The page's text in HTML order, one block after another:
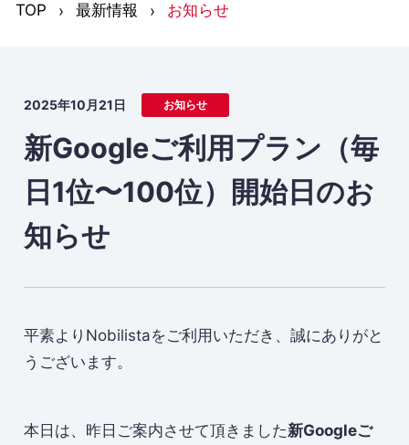
TOP 最新情報 お知らせ
2025年10月21日 お知らせ
新Googleご利用プラン（毎
日1位〜100位）開始日のお
知らせ
平素よりNobilistaをご利用いただき、誠にありがと
うございます。
本日は、昨日ご案内させて頂きました新Googleご